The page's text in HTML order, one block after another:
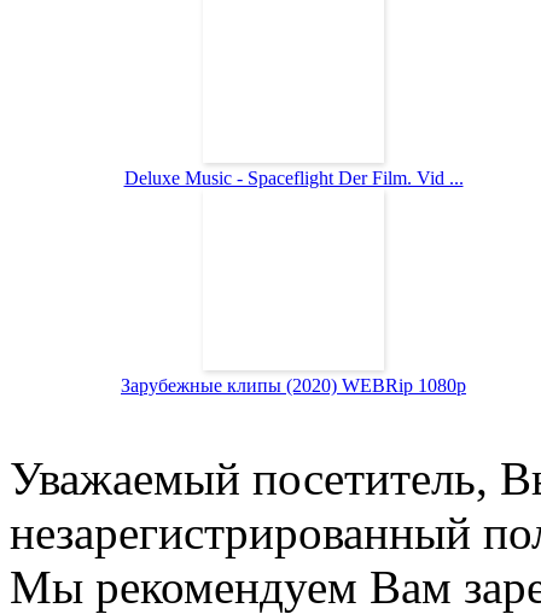
Deluxe Music - Spaceflight Der Film. Vid ...
Зарубежные клипы (2020) WEBRip 1080p
Уважаемый посетитель,
незарегистрированный
Мы рекомендуем Вам